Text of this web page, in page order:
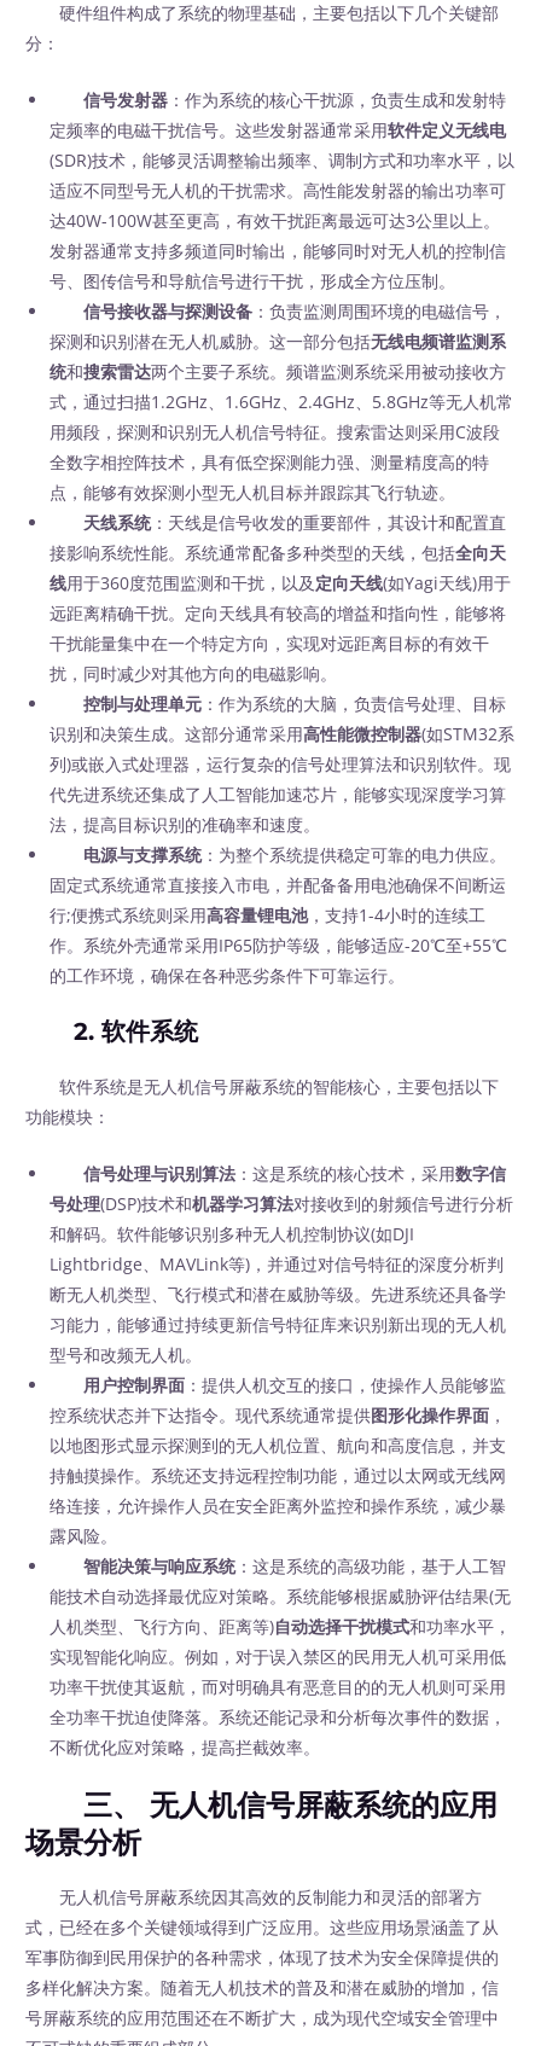
硬件组件构成了系统的物理基础，主要包括以下几个关键部
分：
信号发射器 ：作为系统的核心干扰源，负责生成和发射特
定频率的电磁干扰信号。这些发射器通常采用软件定义无线电
(SDR)技术，能够灵活调整输出频率、调制方式和功率水平，以
适应不同型号无人机的干扰需求。高性能发射器的输出功率可
达40W-100W甚至更高，有效干扰距离最远可达3公里以上。
发射器通常支持多频道同时输出，能够同时对无人机的控制信
号、图传信号和导航信号进行干扰，形成全方位压制。
信号接收器与探测设备 ：负责监测周围环境的电磁信号，
探测和识别潜在无人机威胁。这一部分包括无线电频谱监测系
统和搜索雷达两个主要子系统。频谱监测系统采用被动接收方
式，通过扫描1.2GHz、1.6GHz、2.4GHz、5.8GHz等无人机常
用频段，探测和识别无人机信号特征。搜索雷达则采用C波段
全数字相控阵技术，具有低空探测能力强、测量精度高的特
点，能够有效探测小型无人机目标并跟踪其飞行轨迹。
天线系统：天线是信号收发的重要部件，其设计和配置直
接影响系统性能。系统通常配备多种类型的天线，包括全向天
线用于360度范围监测和干扰，以及定向天线(如Yagi天线)用于
远距离精确干扰。定向天线具有较高的增益和指向性，能够将
干扰能量集中在一个特定方向，实现对远距离目标的有效干
扰，同时减少对其他方向的电磁影响。
控制与处理单元 ：作为系统的大脑，负责信号处理、目标
识别和决策生成。这部分通常采用高性能微控制器(如STM32系
列)或嵌入式处理器，运行复杂的信号处理算法和识别软件。现
代先进系统还集成了人工智能加速芯片，能够实现深度学习算
法，提高目标识别的准确率和速度。
电源与支撑系统：为整个系统提供稳定可靠的电力供应。
固定式系统通常直接接入市电，并配备备用电池确保不间断运
行;便携式系统则采用高容量锂电池，支持1-4小时的连续工
作。系统外壳通常采用IP65防护等级，能够适应-20℃至+55℃
的工作环境，确保在各种恶劣条件下可靠运行。
2. 软件系统
软件系统是无人机信号屏蔽系统的智能核心，主要包括以下
功能模块：
信号处理与识别算法 ：这是系统的核心技术，采用数字信
号处理(DSP)技术和机器学习算法对接收到的射频信号进行分析
和解码。软件能够识别多种无人机控制协议(如DJI
Lightbridge、MAVLink等)，并通过对信号特征的深度分析判
断无人机类型、飞行模式和潜在威胁等级。先进系统还具备学
习能力，能够通过持续更新信号特征库来识别新出现的无人机
型号和改频无人机。
用户控制界面 ：提供人机交互的接口，使操作人员能够监
控系统状态并下达指令。现代系统通常提供图形化操作界面 ，
以地图形式显示探测到的无人机位置、航向和高度信息，并支
持触摸操作。系统还支持远程控制功能，通过以太网或无线网
络连接，允许操作人员在安全距离外监控和操作系统，减少暴
露风险。
智能决策与响应系统：这是系统的高级功能，基于人工智
能技术自动选择最优应对策略。系统能够根据威胁评估结果(无
人机类型、飞行方向、距离等)‍自动选择干扰模式和功率水平，
实现智能化响应。例如，对于误入禁区的民用无人机可采用低
功率干扰使其返航，而对明确具有恶意目的的无人机则可采用
全功率干扰迫使降落。系统还能记录和分析每次事件的数据，
不断优化应对策略，提高拦截效率。
三、 无人机信号屏蔽系统的应用
场景分析
无人机信号屏蔽系统因其高效的反制能力和灵活的部署方
式，已经在多个关键领域得到广泛应用。这些应用场景涵盖了从
军事防御到民用保护的各种需求，体现了技术为安全保障提供的
多样化解决方案。随着无人机技术的普及和潜在威胁的增加，信
号屏蔽系统的应用范围还在不断扩大，成为现代空域安全管理中